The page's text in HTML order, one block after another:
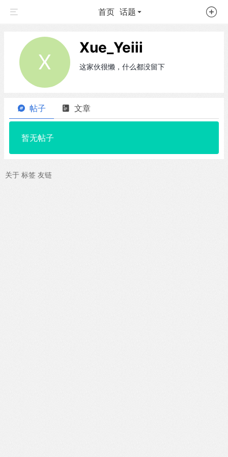
首页 话题
X
Xue_Yeiii
这家伙很懒，什么都没留下
帖子 文章
暂无帖子
关于 标签 友链